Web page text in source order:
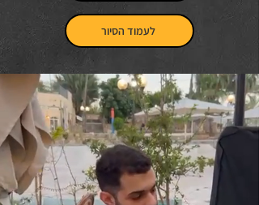
לעמוד הסיור